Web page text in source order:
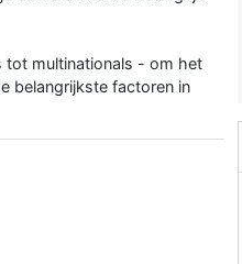
tot multinationals - om het
belangrijkste factoren in